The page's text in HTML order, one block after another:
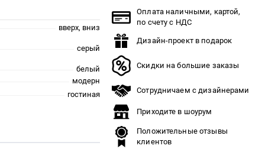
вверх, вниз
серый
белый
модерн
гостиная
Оплата наличными, картой,
по счету с НДС
Дизайн-проект в подарок
Скидки на большие заказы
Сотрудничаем с дизайнерами
Приходите в шоурум
Положительные отзывы
клиентов